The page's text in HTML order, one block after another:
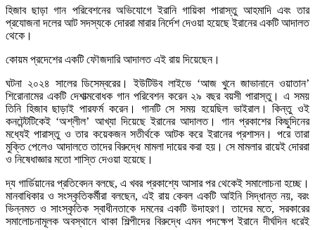
হিজাব ছাড়া গান পরিবেশনের অভিযোগে ইরানি গায়িকা পারাস্তু আহমাদি এবং তার
প্রযোজনা দলের আট সদস্যকে দোররা মারার নির্দেশ দেওয়া হয়েছে ইরানের একটি আদালত
থেকে।
কোয়ম প্রদেশের একটি ফৌজদারি আদালত এই রায় দিয়েছেন।
ঘটনা ২০২৪ সালের ডিসেম্বরের। ইউটিউব লাইভে ‘আজ খুনে জাভানানে ওয়াতান’
শিরোনামের একটি দেশাত্মবোধক গান পরিবেশন করেন ২৯ বছর বয়সী পারাস্তু। এ সময়
তিনি হিজাব ছাড়াই পারফর্ম করেন। গানটি সে সময় হয়েছিল ভাইরাল। কিন্তু ওই
কনটেন্টটিকেই ‘অশ্লীল’ আখ্যা দিয়েছে ইরানের আদালত। গান প্রকাশের কিছুদিনের
মধ্যেই পারাস্তু ও তার কয়েকজন সতীর্থকে আটক করে ইরানের প্রশাসন। পরে তারা
মুক্তি পেলেও আদালতে তাদের বিরুদ্ধে মামলা দায়ের করা হয়। সে মামলার রায়েই দোররা
ও নিষেধাজ্ঞার মতো শাস্তি দেওয়া হয়েছে।
দ্য গার্ডিয়ানের প্রতিবেদন বলছে, এ খবর প্রকাশ্যে আসার পর থেকেই সমালোচনা হচ্ছে।
মানবাধিকার ও সংস্কৃতিকর্মীরা বলছেন, এই রায় কেবল একটি আইনি সিদ্ধান্ত নয়, বরং
ভিন্নমত ও সাংস্কৃতিক স্বাধীনতাকে দমনের একটি উদাহরণ। তাদের মতে, সরকারের
সমালোচনামূলক অবস্থানে থাকা শিল্পীদের বিরুদ্ধে এমন পদক্ষেপ ইরানে দীর্ঘদিন ধরেই